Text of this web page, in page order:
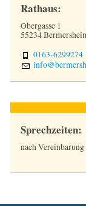
Rathaus:
Obergasse 1
55234
0163-6299274
nf
b rm rsh
Sprechzeiten:
nach Vereinbarung